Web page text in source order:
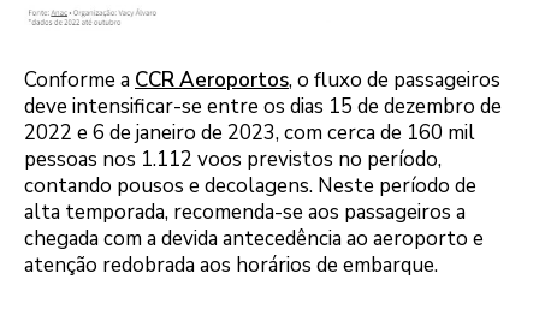
Conforme a CCR Aeroportos, o fluxo de passageiros
deve intensificar-se entre os dias 15 de dezembro de
2022 e 6 de janeiro de 2023, com cerca de 160 mil
pessoas nos 1.112 voos previstos no período,
contando pousos e decolagens. Neste período de
alta temporada, recomenda-se aos passageiros a
chegada com a devida antecedência ao aeroporto e
atenção redobrada aos horários de embarque.